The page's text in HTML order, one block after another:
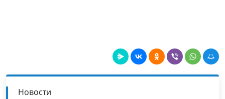
Новости